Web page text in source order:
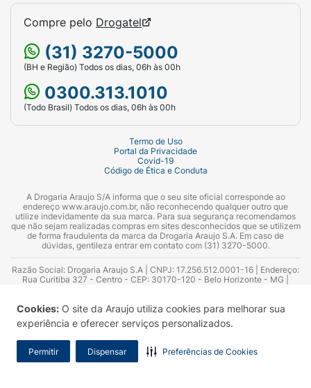
Cookies: O site da Araujo utiliza cookies para melhorar sua
experiência e oferecer serviços personalizados.
Permitir Dispensar Preferências de Cookies
Compre pelo Drogatel
(31) 3270-5000
(BH e Região) Todos os dias, 06h às 00h
0300.313.1010
(Todo Brasil) Todos os dias, 06h às 00h
Termo de Uso
Portal da Privacidade
Covid-19
Código de Ética e Conduta
A Drogaria Araujo S/A informa que o seu site oficial corresponde ao
endereço www.araujo.com.br, não reconhecendo qualquer outro que
utilize indevidamente da sua marca. Para sua segurança recomendamos
que não sejam realizadas compras em sites desconhecidos que se utilizem
de forma fraudulenta da marca da Drogaria Araujo S.A. Em caso de
dúvidas, gentileza entrar em contato com (31) 3270-5000.
Razão Social: Drogaria Araujo S.A | CNPJ: 17.256.512.0001-16 | Endereço:
Rua Curitiba 327 - Centro - CEP: 30170-120 - Belo Horizonte - MG |
Azevedo Guimarães – CRF 10.965 | Yasmin Silva Alvarenga – CRF 52.584 -
Consultor substituto: Thiago Aguiar Pinheiro - CRF Nº 13.748. Alvará
Sanitário: 2025020713 | Autorização de Funcionamento da Empresa (AFE):